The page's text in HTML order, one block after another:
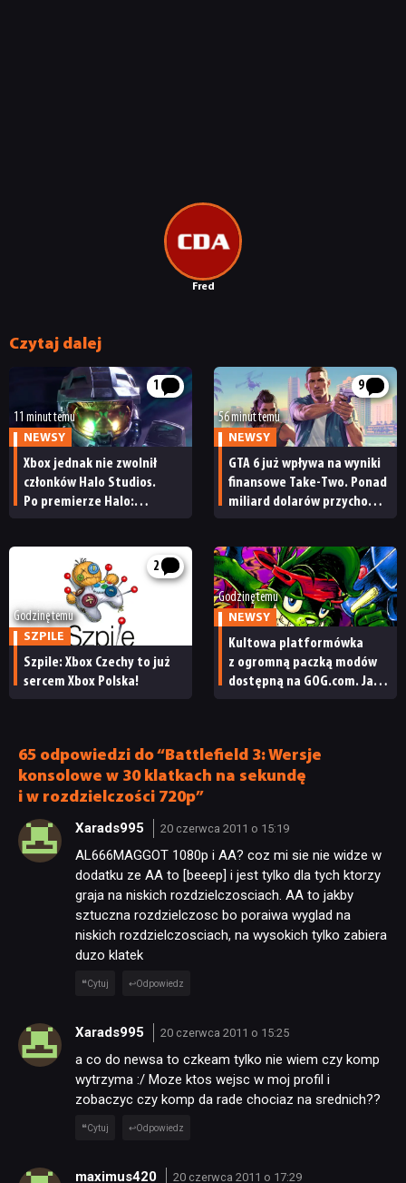
Fred
Czytaj dalej
1
11 minut temu
NEWSY
Xbox jednak nie zwolnił
członków Halo Studios.
Po premierze Halo:
9
56 minut temu
NEWSY
GTA 6 już wpływa na wyniki
finansowe Take-Two. Ponad
miliard dolarów przychodu
2
Godzinę temu
SZPILE
Szpile: Xbox Czechy to już
sercem Xbox Polska!
Godzinę temu
NEWSY
Kultowa platformówka
z ogromną paczką modów
dostępną na GOG.com. Jazz
65 odpowiedzi do “Battlefield 3: Wersje
konsolowe w 30 klatkach na sekundę
i w rozdzielczości 720p”
Xarads995 20 czerwca 2011 o 15:19
AL666MAGGOT 1080p i AA? coz mi sie nie widze w
dodatku ze AA to [beeep] i jest tylko dla tych ktorzy
graja na niskich rozdzielczosciach. AA to jakby
sztuczna rozdzielczosc bo poraiwa wyglad na
niskich rozdzielczosciach, na wysokich tylko zabiera
duzo klatek
Cytuj Odpowiedz
Xarads995 20 czerwca 2011 o 15:25
a co do newsa to czkeam tylko nie wiem czy komp
wytrzyma :/ Moze ktos wejsc w moj profil i
zobaczyc czy komp da rade chociaz na srednich??
Cytuj Odpowiedz
maximus420 20 czerwca 2011 o 17:29